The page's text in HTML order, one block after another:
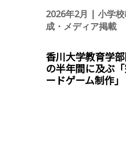
2026年2月 | 小学
成・メディア掲載
香川大学教育学
の半年間に及ぶ
ードゲーム制作」